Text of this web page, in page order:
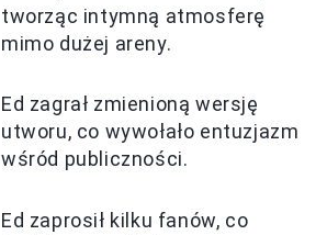
tworząc intymną atmosferę
mimo dużej areny.
Ed zagrał zmienioną wersję
utworu, co wywołało entuzjazm
wśród publiczności.
Ed zaprosił kilku fanów, co